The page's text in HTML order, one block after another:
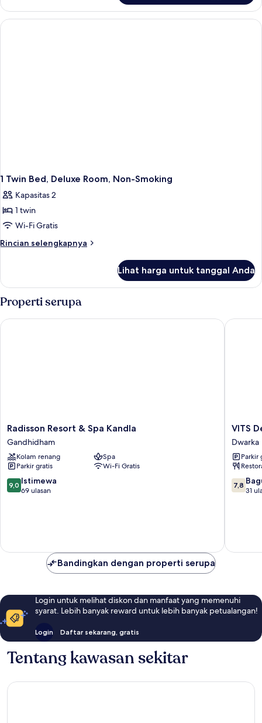
1
Queen
Bed,
1 Twin Bed, Deluxe Room, Non-Smoking
Kapasitas 2
1 twin
Wi-Fi Gratis
Rincian selengkapnya
Rincian
1
Twin
Bed,
Deluxe
Room,
Lihat harga untuk tanggal Anda
Properti serupa
Radisson
Resort
&
Spa
Kandla
Gandhidham
Radisson Resort & Spa Kandla
Gandhidham
Kolam renang
Spa
Parkir gratis
Wi-Fi Gratis
9.0
dari
9,0 Istimewa
69 ulasan
Radisson Resort & Spa Kandla
VITS
Dwarka
Dwarka
VITS
Dwarka
Parkir
7.8
dari
7,8
31
VITS
Bandingkan dengan properti serupa
Login untuk melihat diskon dan manfaat yang memenuhi
syarat. Lebih banyak reward untuk lebih banyak petualangan!
Login Daftar sekarang, gratis
Tentang kawasan sekitar